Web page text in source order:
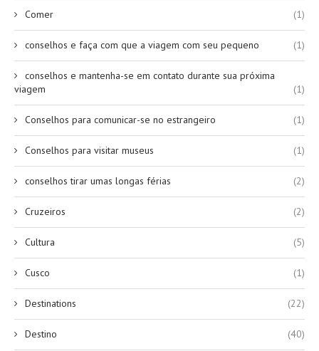
Comer (1)
conselhos e faça com que a viagem com seu pequeno (1)
conselhos e mantenha-se em contato durante sua próxima
viagem
(1)
Conselhos para comunicar-se no estrangeiro (1)
Conselhos para visitar museus (1)
conselhos tirar umas longas férias (2)
Cruzeiros (2)
Cultura (5)
Cusco (1)
Destinations (22)
Destino (40)